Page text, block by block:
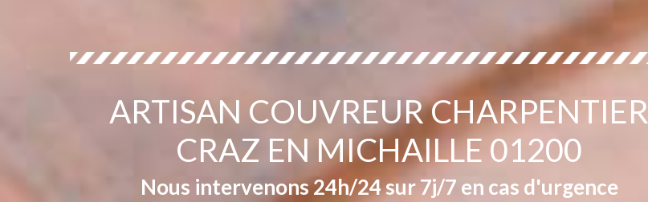
ARTISAN COUVREUR CHARPENTIER
CRAZ EN MICHAILLE 01200
Nous intervenons 24h/24 sur 7j/7 en cas d'urgence